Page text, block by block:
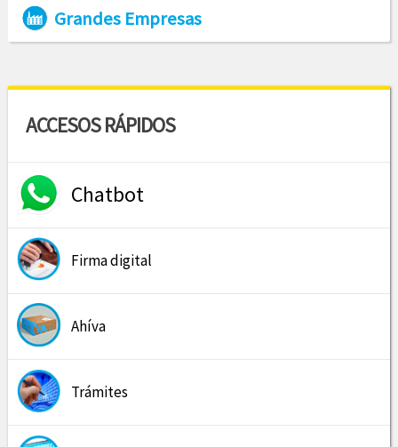
Grandes Empresas
ACCESOS RÁPIDOS
Chatbot
Firma digital
Ahíva
Trámites